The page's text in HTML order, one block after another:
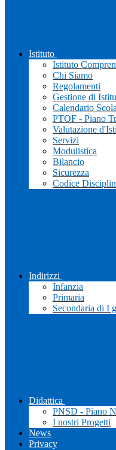
Istituto
Istituto
Chi Siamo
Regolamenti
Gestione di
Calendario
PTOF - Piano
Valutazione
Servizi
Modulistica
Bilancio
Sicurezza
Codice
Indirizzi
Infanzia
Primaria
Secondaria di I
Didattica
PNSD - Piano
I nostri Progetti
News
Privacy